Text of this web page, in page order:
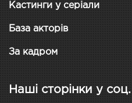
Кастинги у серіали
База акторів
За кадром
Наші сторінки у